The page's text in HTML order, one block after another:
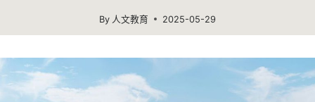
By 人文教育 2025-05-29